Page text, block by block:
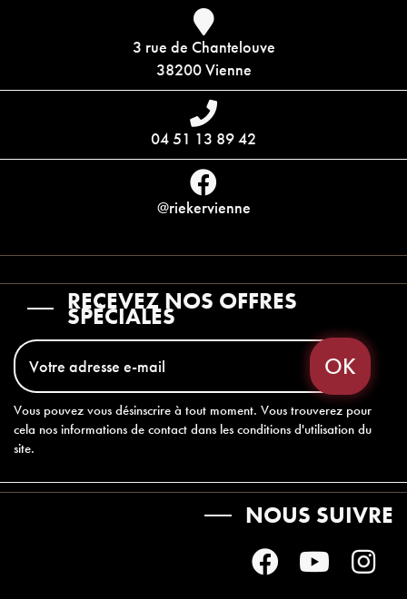
3 rue de Chantelouve
38200 Vienne
04 51 13 89 42
@riekervienne
RECEVEZ NOS OFFRES
SPÉCIALES
Vous pouvez vous désinscrire à tout moment. Vous trouverez pour
cela nos informations de contact dans les conditions d'utilisation du
site.
NOUS SUIVRE